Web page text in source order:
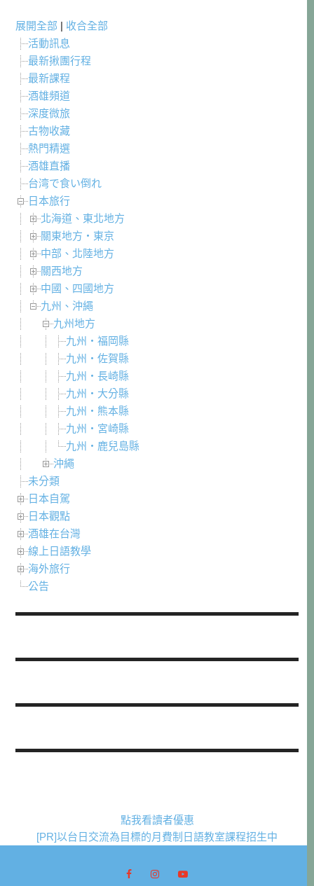
展開全部 | 收合全部
活動訊息
最新揪團行程
最新課程
酒雄頻道
深度微旅
古物收藏
熱門精選
酒雄直播
台湾で食い倒れ
日本旅行
北海道、東北地方
關東地方・東京
中部、北陸地方
關西地方
中國、四國地方
九州、沖繩
九州地方
九州・福岡縣
九州・佐賀縣
九州・長崎縣
九州・大分縣
九州・熊本縣
九州・宮崎縣
九州・鹿兒島縣
沖繩
未分類
日本自駕
日本觀點
酒雄在台灣
線上日語教學
海外旅行
公告
點我看讀者優惠
[PR]以台日交流為目標的月費制日語教室課程招生中